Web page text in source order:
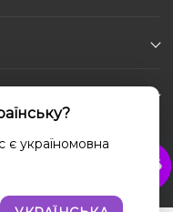
україномовна